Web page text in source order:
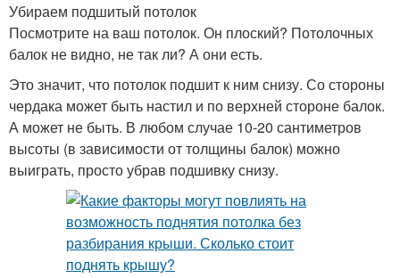
Убираем подшитый потолок
Посмотрите на ваш потолок. Он плоский? Потолочных
балок не видно, не так ли? А они есть.
Это значит, что потолок подшит к ним снизу. Со стороны
чердака может быть настил и по верхней стороне балок.
А может не быть. В любом случае 10-20 сантиметров
высоты (в зависимости от толщины балок) можно
выиграть, просто убрав подшивку снизу.